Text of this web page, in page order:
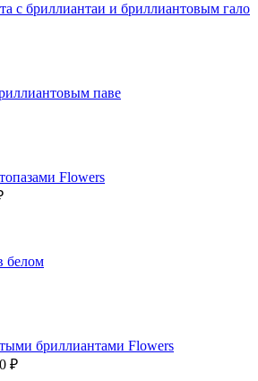
с бриллиантаи и бриллиантовым гало
паве
Flowers
белом
бриллиантами Flowers
₽